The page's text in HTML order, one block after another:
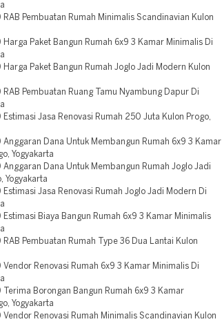
Pembuatan Rumah Minimalis Scandinavian Kulon
Paket Bangun Rumah 6x9 3 Kamar Minimalis Di
Paket Bangun Rumah Joglo Jadi Modern Kulon
Pembuatan Ruang Tamu Nyambung Dapur Di
Jasa Renovasi Rumah 250 Juta Kulon Progo,
Dana Untuk Membangun Rumah 6x9 3 Kamar
Yogyakarta
Dana Untuk Membangun Rumah Joglo Jadi
Yogyakarta
Jasa Renovasi Rumah Joglo Jadi Modern Di
Biaya Bangun Rumah 6x9 3 Kamar Minimalis
Pembuatan Rumah Type 36 Dua Lantai Kulon
Renovasi Rumah 6x9 3 Kamar Minimalis Di
Borongan Bangun Rumah 6x9 3 Kamar
Yogyakarta
Renovasi Rumah Minimalis Scandinavian Kulon